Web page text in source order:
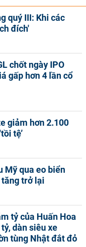
quý III: Khi các
đích'
chốt ngày IPO
gấp hơn 4 lần cổ
giảm hơn 2.100
tệ’
Mỹ qua eo biển
trở lại
tỷ của Huấn Hoa
dàn siêu xe
tùng Nhật đắt đỏ